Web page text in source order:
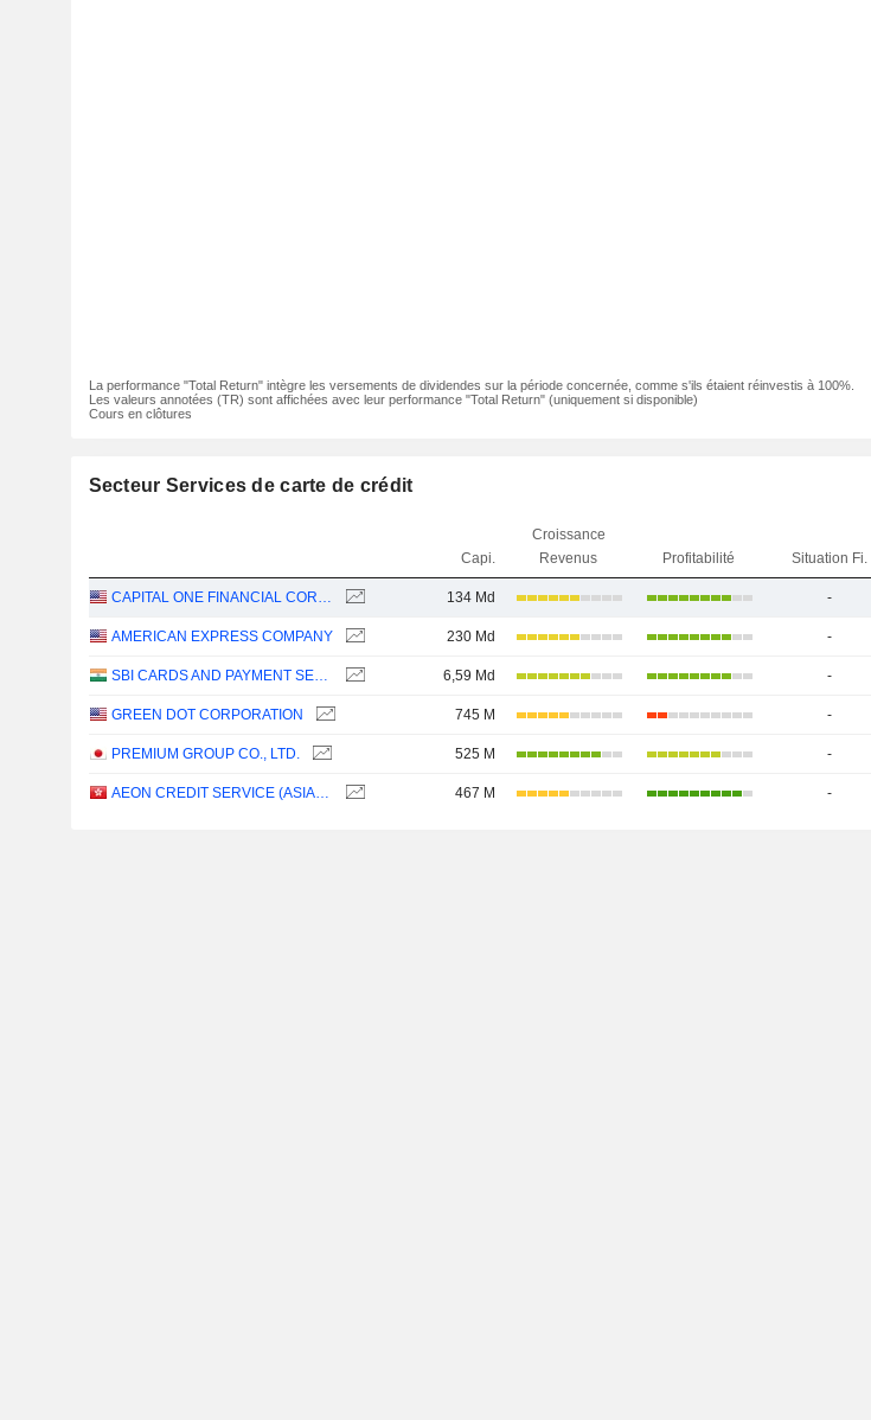
La performance "Total Return" intègre les versements de dividendes sur la période concernée, comme s'ils étaient réinvestis à 100%.
Les valeurs annotées (TR) sont affichées avec leur performance "Total Return" (uniquement si disponible)
Cours en clôtures
Secteur Services de carte de crédit
Capi.
Croissance
Revenus
Profitabilité Situation Fi.
CAPITAL ONE FINANCIAL CORPORATION 134 Md -
AMERICAN EXPRESS COMPANY 230 Md -
SBI CARDS AND PAYMENT SERVICES LIMITED 6,59 Md -
GREEN DOT CORPORATION 745 M -
PREMIUM GROUP CO., LTD. 525 M -
AEON CREDIT SERVICE (ASIA) COMPANY LIMITED 467 M -